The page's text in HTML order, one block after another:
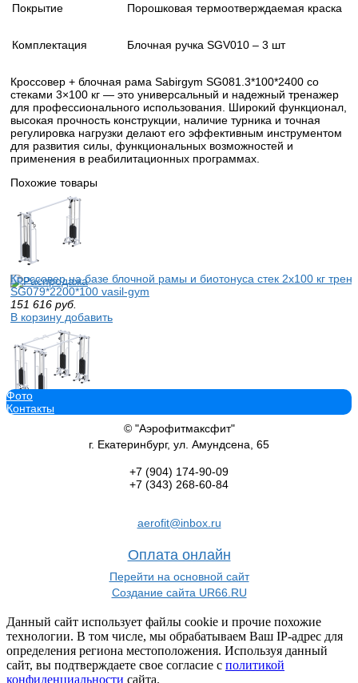
Покрытие Порошковая термоотверждаемая краска
Комплектация Блочная ручка SGV010 – 3 шт
Кроссовер + блочная рама Sabirgym SG081.3*100*2400 со
стеками 3×100 кг — это универсальный и надежный тренажер
для профессионального использования. Широкий функционал,
высокая прочность конструкции, наличие турника и точная
регулировка нагрузки делают его эффективным инструментом
для развития силы, функциональных возможностей и
применения в реабилитационных программах.
Похожие товары
Кроссовер на базе блочной рамы и биотонуса стек 2х100 кг
SG079*2200*100 vasil-gym
151 616 руб.
В корзину добавить
Двойной кроссовер на базе реабилитационного тренажера
SG083.4*100*3530*2059*2200 стеки 4х100 кг proven quality
В корзину добавить
Профессиональный тренажер Реабилитационный кроссовер
SG060.2*2050*100 спорт-доставка
В корзину добавить
Фото
Контакты
© "Аэрофитмаксфит"
г. Екатеринбург, ул. Амундсена, 65
+7 (904) 174-90-09
+7 (343) 268-60-84
aerofit@inbox.ru
Оплата онлайн
Перейти на основной сайт
Создание сайта UR66.RU
Данный сайт использует файлы cookie и прочие похожие
технологии. В том числе, мы обрабатываем Ваш IP-адрес для
определения региона местоположения. Используя данный
сайт, вы подтверждаете свое согласие с политикой
конфиденциальности сайта.